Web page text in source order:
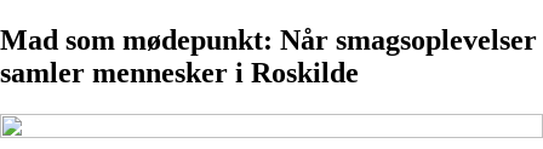
Mad som mødepunkt: Når smagsoplevelser
samler mennesker i Roskilde